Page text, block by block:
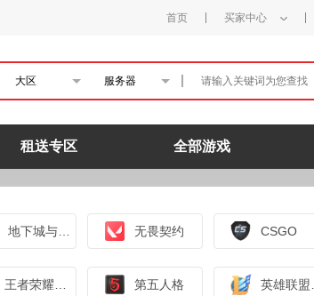
首页 买家中心
大区 服务器
租送专区 全部游戏
无畏契约 CSGO
第五人格